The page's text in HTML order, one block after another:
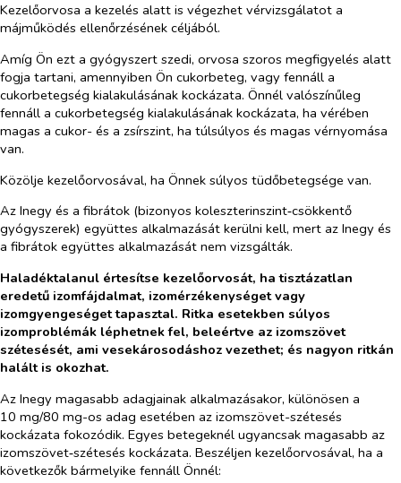
Kezelőorvosa a kezelés alatt is végezhet vérvizsgálatot a
májműködés ellenőrzésének céljából.
Amíg Ön ezt a gyógyszert szedi, orvosa szoros megfigyelés alatt
fogja tartani, amennyiben Ön cukorbeteg, vagy fennáll a
cukorbetegség kialakulásának kockázata. Önnél valószínűleg
fennáll a cukorbetegség kialakulásának kockázata, ha vérében
magas a cukor- és a zsírszint, ha túlsúlyos és magas vérnyomása
van.
Közölje kezelőorvosával, ha Önnek súlyos tüdőbetegsége van.
Az Inegy és a fibrátok (bizonyos koleszterinszint‑csökkentő
gyógyszerek) együttes alkalmazását kerülni kell, mert az Inegy és
a fibrátok együttes alkalmazását nem vizsgálták.
Haladéktalanul értesítse kezelőorvosát, ha tisztázatlan
eredetű izomfájdalmat, izomérzékenységet vagy
izomgyengeséget tapasztal. Ritka esetekben súlyos
izomproblémák léphetnek fel, beleértve az izomszövet
szétesését, ami vesekárosodáshoz vezethet; és nagyon ritkán
halált is okozhat.
Az Inegy magasabb adagjainak alkalmazásakor, különösen a
10 mg/80 mg-os adag esetében az izomszövet-szétesés
kockázata fokozódik. Egyes betegeknél ugyancsak magasabb az
izomszövet‑szétesés kockázata. Beszéljen kezelőorvosával, ha a
következők bármelyike fennáll Önnél: